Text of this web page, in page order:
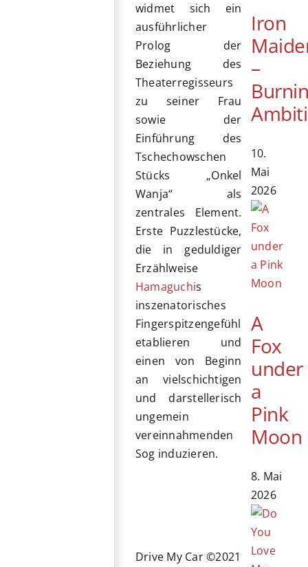
widmet sich ein
ausführlicher
Prolog der
Beziehung des
Theaterregisseurs
zu seiner Frau
sowie der
Einführung des
Tschechowschen
Stücks „Onkel
Wanja“ als
zentrales Element.
Erste Puzzlestücke,
die in geduldiger
Erzählweise
Hamaguchis
inszenatorisches
Fingerspitzengefühl
etablieren und
einen von Beginn
an vielschichtigen
und darstellerisch
ungemein
vereinnahmenden
Sog induzieren.
Drive My Car ©2021
Iron
–
10.
Mai
2026
A
Fox
under
a
Pink
Moon
8. Mai
2026